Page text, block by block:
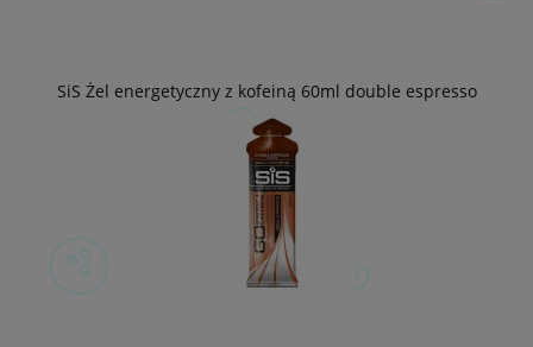
SiS Żel energetyczny z kofeiną 60ml double espresso